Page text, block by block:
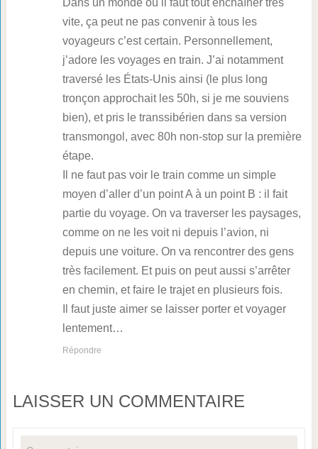
Dans un monde où il faut tout enchaîner très
vite, ça peut ne pas convenir à tous les
voyageurs c’est certain. Personnellement,
j’adore les voyages en train. J’ai notamment
traversé les États-Unis ainsi (le plus long
tronçon approchait les 50h, si je me souviens
bien), et pris le transsibérien dans sa version
transmongol, avec 80h non-stop sur la première
étape.
Il ne faut pas voir le train comme un simple
moyen d’aller d’un point A à un point B : il fait
partie du voyage. On va traverser les paysages,
comme on ne les voit ni depuis l’avion, ni
depuis une voiture. On va rencontrer des gens
très facilement. Et puis on peut aussi s’arrêter
en chemin, et faire le trajet en plusieurs fois.
Il faut juste aimer se laisser porter et voyager
lentement…
Répondre
LAISSER UN COMMENTAIRE